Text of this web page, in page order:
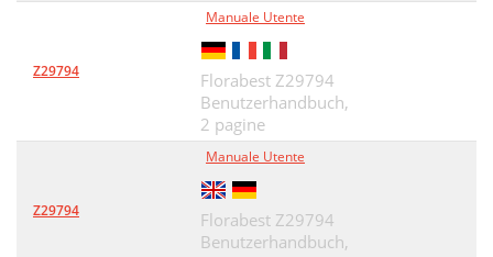
Z29794
Manuale Utente
Florabest Z29794
Benutzerhandbuch,
2 pagine
Z29794
Manuale Utente
Florabest Z29794
Benutzerhandbuch,